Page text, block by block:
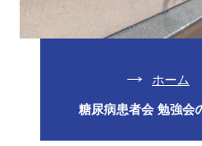
ホーム
糖尿病患者会 勉強会